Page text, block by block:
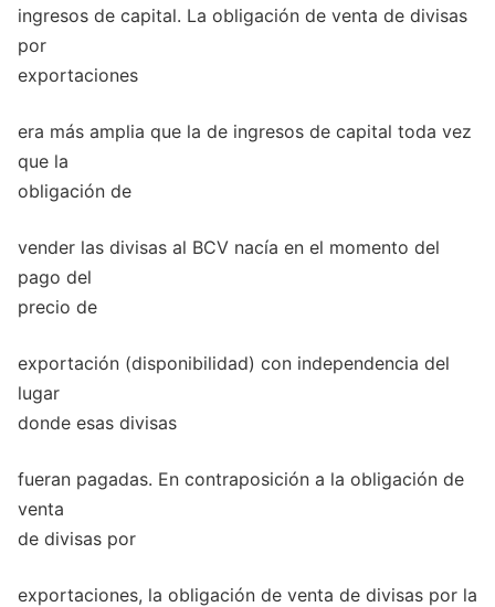
ingresos de capital. La obligación de venta de divisas
por
exportaciones
era más amplia que la de ingresos de capital toda vez
que la
obligación de
vender las divisas al BCV nacía en el momento del
pago del
precio de
exportación (disponibilidad) con independencia del
lugar
donde esas divisas
fueran pagadas. En contraposición a la obligación de
venta
de divisas por
exportaciones, la obligación de venta de divisas por la